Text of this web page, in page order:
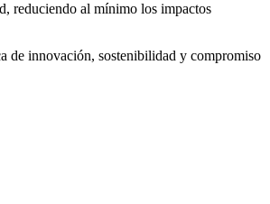
reduciendo al mínimo los impactos
de innovación, sostenibilidad y compromiso